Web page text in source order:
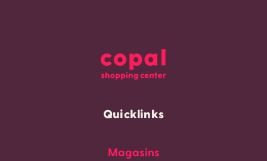
Quicklinks
Magasins